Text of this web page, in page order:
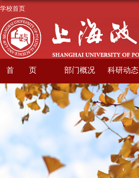
学校首页
首页 部门概况 科研动态